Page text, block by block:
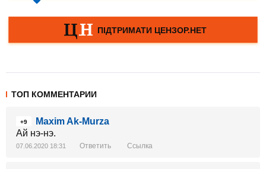
ТОП КОММЕНТАРИИ
+9
Maxim Ak-Murza
Ай нэ-нэ.
07.06.2020 18:31 Ответить Ссылка